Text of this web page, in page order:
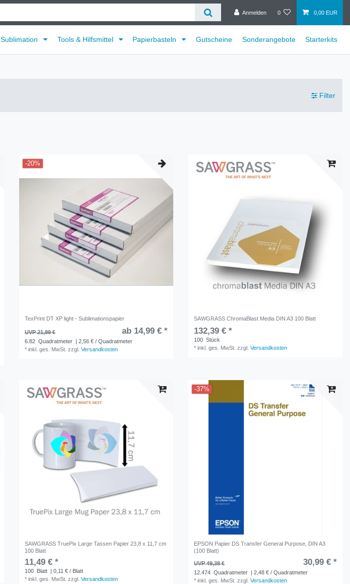
Anmelden 0 0,00 EUR
Sublimation Tools & Hilfsmittel Papierbasteln Gutscheine Sonderangebote Starterkits
Filter
-20%
TexPrint DT XP light - Sublimationspapier
UVP 21,99 € ab 14,99 € *
6.82 Quadratmeter | 2,56 € / Quadratmeter
*inkl. ges. MwSt. zzgl.Versandkosten
SAWGRASS ChromaBlast Media DIN A3 100 Blatt
132,39 € *
100 Stück
*inkl. ges. MwSt. zzgl.Versandkosten
SAWGRASS TruePix Large Tassen Papier 23,8 x 11,7 cm
100 Blatt
11,49 € *
100 Blatt | 0,11 € / Blatt
*inkl. ges. MwSt. zzgl.Versandkosten
-37%
EPSON Papier DS Transfer General Purpose, DIN A3
(100 Blatt)
UVP 49,38 € 30,99 € *
12.474 Quadratmeter | 2,48 € / Quadratmeter
*inkl. ges. MwSt. zzgl.Versandkosten